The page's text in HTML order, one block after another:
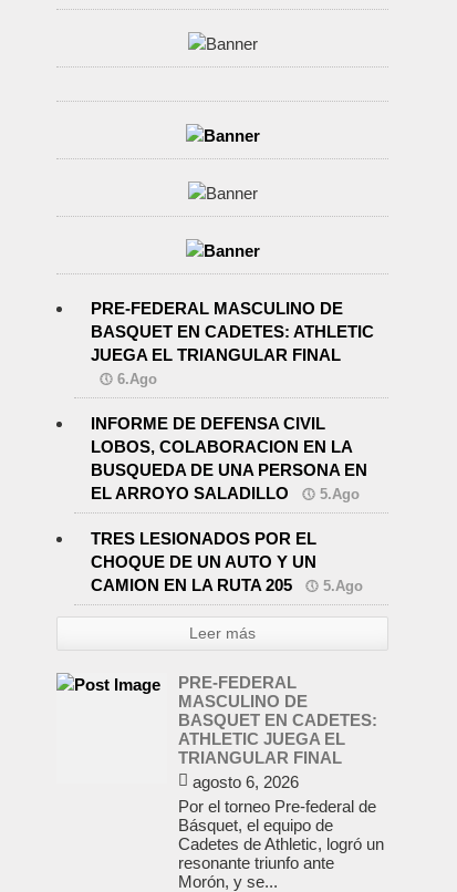
PRE-FEDERAL MASCULINO DE
BASQUET EN CADETES: ATHLETIC
JUEGA EL TRIANGULAR FINAL
6.Ago
INFORME DE DEFENSA CIVIL
LOBOS, COLABORACION EN LA
BUSQUEDA DE UNA PERSONA EN
EL ARROYO SALADILLO
5.Ago
TRES LESIONADOS POR EL
CHOQUE DE UN AUTO Y UN
CAMION EN LA RUTA 205
5.Ago
Leer más
PRE-FEDERAL
MASCULINO DE
BASQUET EN CADETES:
ATHLETIC JUEGA EL
TRIANGULAR FINAL
agosto 6, 2026
Por el torneo Pre-federal de
Básquet, el equipo de
Cadetes de Athletic, logró un
resonante triunfo ante
Morón, y se...